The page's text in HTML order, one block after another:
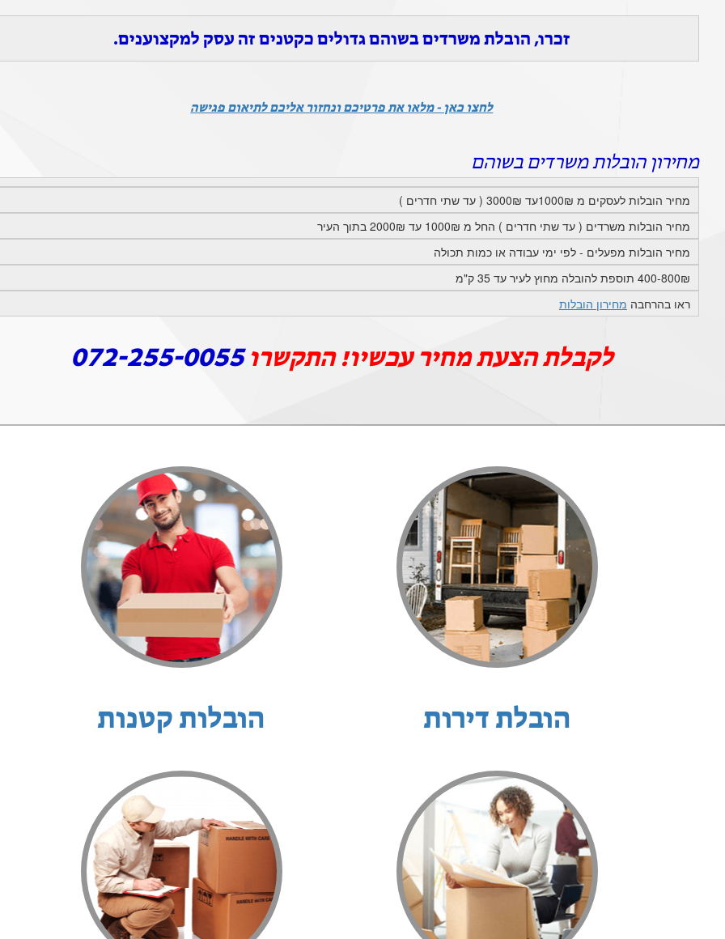
זכרו, הובלת משרדים בשוהם גדולים כקטנים זה עסק למקצוענים.
לחצו כאן - מלאו את פרטיכם ונחזור אליכם לתיאום פגישה
מחירון הובלות משרדים בשוהם
מחיר הובלות לעסקים מ 1000₪עד 3000₪ ( עד שתי חדרים )
מחיר הובלות משרדים ( עד שתי חדרים ) החל מ 1000₪ עד 2000₪ בתוך העיר
מחיר הובלות מפעלים - לפי ימי עבודה או כמות תכולה
400-800₪ תוספת להובלה מחוץ לעיר עד 35 ק"מ
ראו בהרחבה מחירון הובלות
לקבלת הצעת מחיר עכשיו! התקשרו072-255-0055
הובלות קטנות הובלת דירות